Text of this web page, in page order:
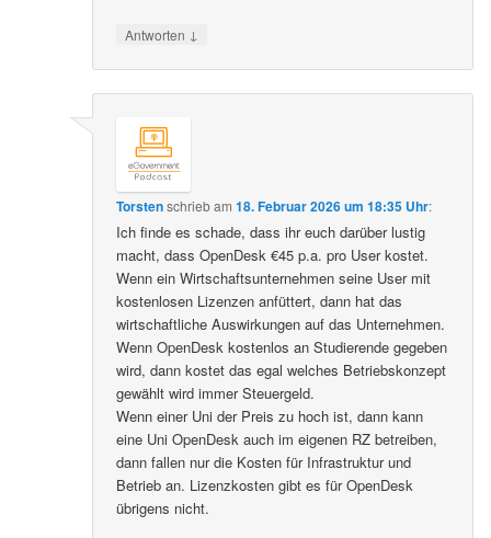
Antworten ↓
Torstenschriebam18. Februar 2026 um 18:35 Uhr:
Ich finde es schade, dass ihr euch darüber lustig
macht, dass OpenDesk €45 p.a. pro User kostet.
Wenn ein Wirtschaftsunternehmen seine User mit
kostenlosen Lizenzen anfüttert, dann hat das
wirtschaftliche Auswirkungen auf das Unternehmen.
Wenn OpenDesk kostenlos an Studierende gegeben
wird, dann kostet das egal welches Betriebskonzept
gewählt wird immer Steuergeld.
Wenn einer Uni der Preis zu hoch ist, dann kann
eine Uni OpenDesk auch im eigenen RZ betreiben,
dann fallen nur die Kosten für Infrastruktur und
Betrieb an. Lizenzkosten gibt es für OpenDesk
übrigens nicht.